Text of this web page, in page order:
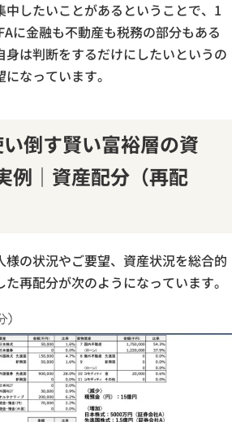
中したいことがあるということで、1
に金融も不動産も税務の部分もある
身は判断をするだけにしたいというの
なっています。
倒す賢い富裕層の資
例｜資産配分（再配
様の状況やご要望、資産状況を総合的
再配分が次のようになっています。